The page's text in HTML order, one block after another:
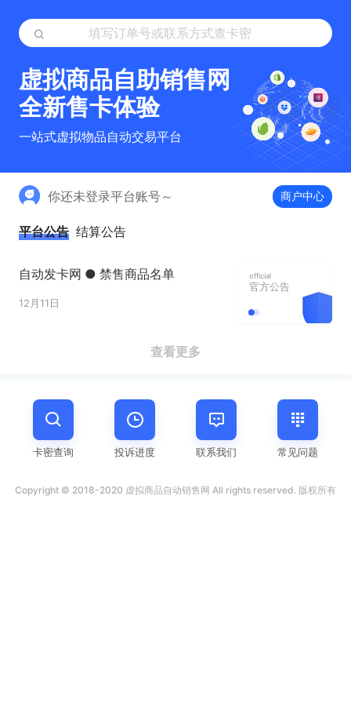
虚拟商品自助销售网
全新售卡体验
一站式虚拟物品自动交易平台
你还未登录平台账号～ 商户中心
平台公告 结算公告
自动发卡网 ● 禁售商品名单
12月11日
official
官方公告
查看更多
卡密查询 投诉进度 联系我们 常见问题
Copyright © 2018-2020 虚拟商品自动销售网 All rights reserved. 版权所有